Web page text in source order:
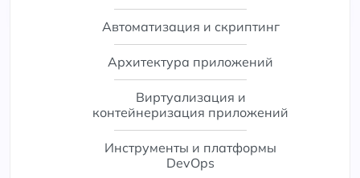
Автоматизация и скриптинг
Архитектура приложений
Виртуализация и
контейнеризация приложений
Инструменты и платформы
DevOps